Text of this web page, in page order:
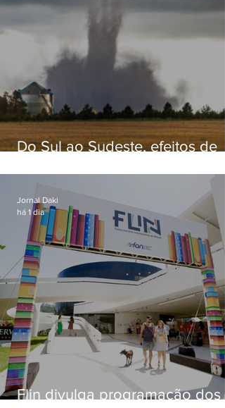
Do Sul ao Sudeste, efeitos de
apreensão na população
Flin divulga programação dos
Jornal Daki
há 1 dia